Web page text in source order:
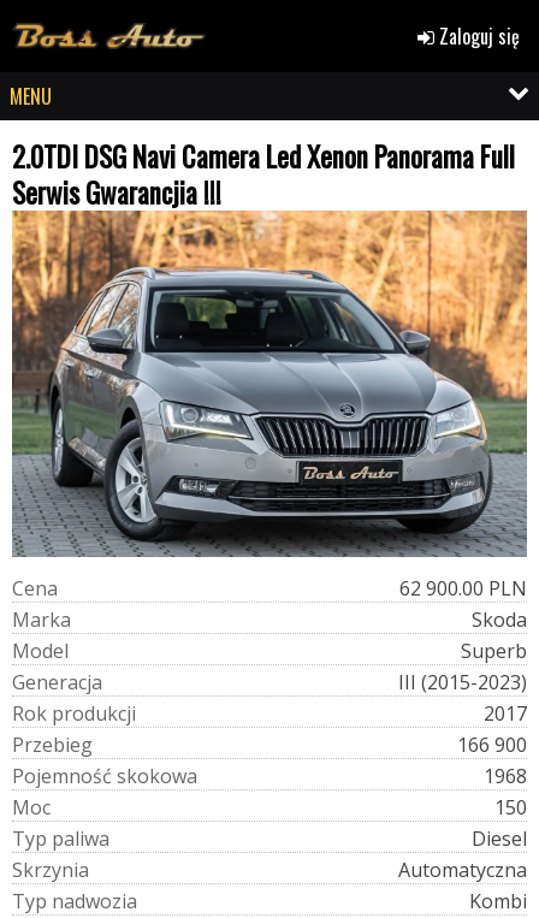
Zaloguj się
MENU
2.0TDI DSG Navi Camera Led Xenon Panorama Full
Serwis Gwarancjia !!!
Cena
62 900.00 PLN
Marka
Skoda
Model
Superb
Generacja
III (2015-2023)
Rok produkcji
2017
Przebieg
166 900
Pojemność skokowa
1968
Moc
150
Typ paliwa
Diesel
Skrzynia
Automatyczna
Typ nadwozia
Kombi